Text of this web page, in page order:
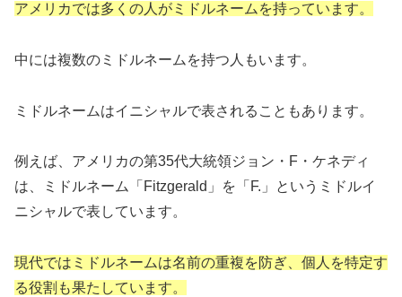
アメリカでは多くの人がミドルネームを持っています。
中には複数のミドルネームを持つ人もいます。
ミドルネームはイニシャルで表されることもあります。
例えば、アメリカの第35代大統領ジョン・F・ケネディ
は、ミドルネーム「Fitzgerald」を「F.」というミドルイ
ニシャルで表しています。
現代ではミドルネームは名前の重複を防ぎ、個人を特定す
る役割も果たしています。